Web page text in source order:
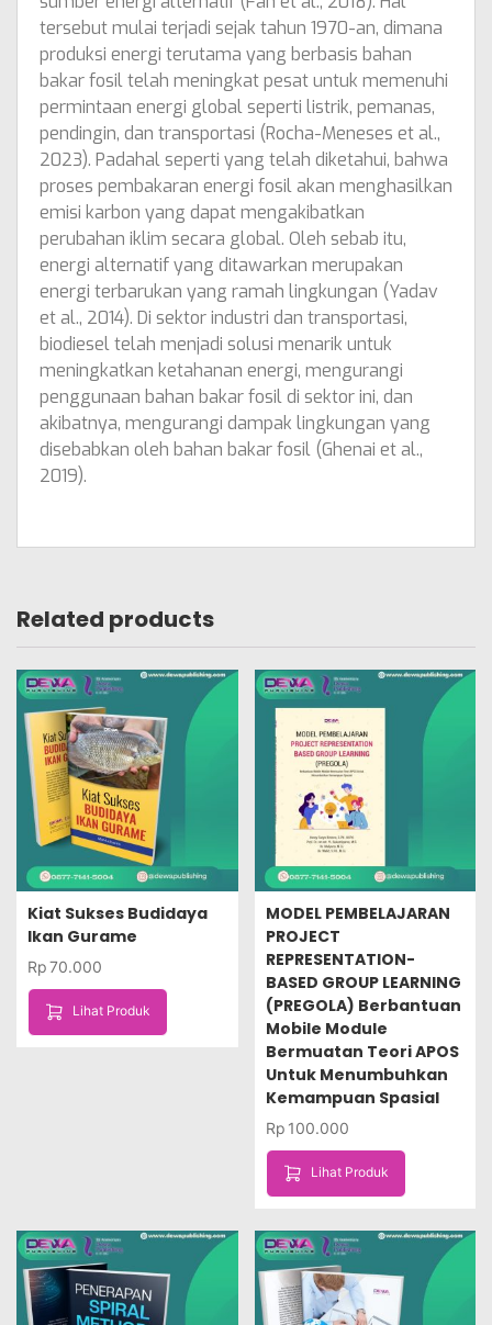
tersebut mulai terjadi sejak tahun 1970-an, dimana
produksi energi terutama yang berbasis bahan
bakar fosil telah meningkat pesat untuk memenuhi
permintaan energi global seperti listrik, pemanas,
pendingin, dan transportasi (Rocha-Meneses et al.,
2023). Padahal seperti yang telah diketahui, bahwa
proses pembakaran energi fosil akan menghasilkan
emisi karbon yang dapat mengakibatkan
perubahan iklim secara global. Oleh sebab itu,
energi alternatif yang ditawarkan merupakan
energi terbarukan yang ramah lingkungan (Yadav
et al., 2014). Di sektor industri dan transportasi,
biodiesel telah menjadi solusi menarik untuk
meningkatkan ketahanan energi, mengurangi
penggunaan bahan bakar fosil di sektor ini, dan
akibatnya, mengurangi dampak lingkungan yang
disebabkan oleh bahan bakar fosil (Ghenai et al.,
2019).
Related products
Kiat Sukses Budidaya
Ikan Gurame
Rp70.000
Lihat Produk
MODEL PEMBELAJARAN
PROJECT
REPRESENTATION-
BASED GROUP LEARNING
(PREGOLA) Berbantuan
Mobile Module
Bermuatan Teori APOS
Untuk Menumbuhkan
Kemampuan Spasial
Rp 100.000
Lihat Produk